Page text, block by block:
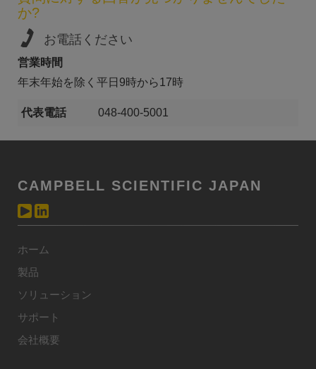
か?
お電話ください
営業時間
年末年始を除く平日9時から17時
代表電話 048-400-5001
CAMPBELL SCIENTIFIC JAPAN
ホーム
製品
ソリューション
サポート
会社概要